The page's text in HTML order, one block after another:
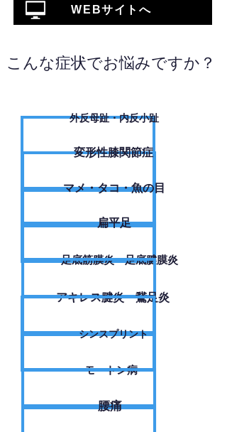
WEBサイトへ
こんな症状でお悩みですか？
外反母趾・内反小趾
変形性膝関節症
​マメ・タコ・魚の目
扁平足
足底筋膜炎・足底腱膜炎
アキレス腱炎・鵞足炎
シンスプリント
モートン病
腰痛